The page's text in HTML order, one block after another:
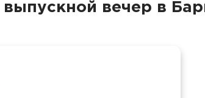
выпускной вечер в